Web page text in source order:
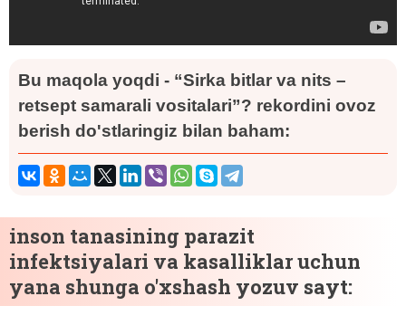
Bu maqola yoqdi - “Sirka bitlar va nits –
retsept samarali vositalari”? rekordini ovoz
berish do'stlaringiz bilan baham:
inson tanasining parazit
infektsiyalari va kasalliklar uchun
yana shunga o'xshash yozuv sayt: